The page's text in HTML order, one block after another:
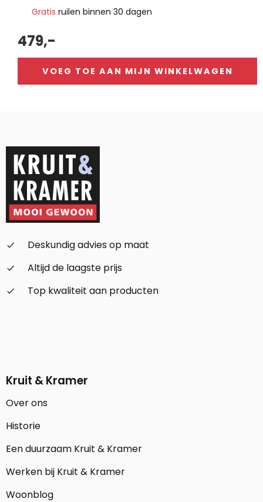
Gratis ruilen binnen 30 dagen
479,-
VOEG TOE AAN MIJN WINKELWAGEN
check_small
Deskundig advies op maat
check_small
Altijd de laagste prijs
check_small
Top kwaliteit aan producten
Kruit & Kramer
Over ons
Historie
Een duurzaam Kruit & Kramer
Werken bij Kruit & Kramer
Woonblog